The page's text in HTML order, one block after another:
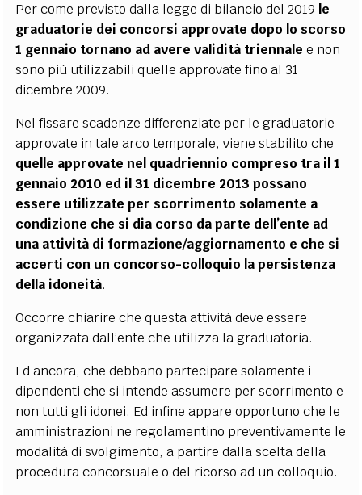
Per come previsto dalla legge di bilancio del 2019 le
graduatorie dei concorsi approvate dopo lo scorso
1 gennaio tornano ad avere validità triennale e non
sono più utilizzabili quelle approvate fino al 31
dicembre 2009.
Nel fissare scadenze differenziate per le graduatorie
approvate in tale arco temporale, viene stabilito che
quelle approvate nel quadriennio compreso tra il 1
gennaio 2010 ed il 31 dicembre 2013 possano
essere utilizzate per scorrimento solamente a
condizione che si dia corso da parte dell’ente ad
una attività di formazione/aggiornamento e che si
accerti con un concorso-colloquio la persistenza
della idoneità.
Occorre chiarire che questa attività deve essere
organizzata dall’ente che utilizza la graduatoria.
Ed ancora, che debbano partecipare solamente i
dipendenti che si intende assumere per scorrimento e
non tutti gli idonei. Ed infine appare opportuno che le
amministrazioni ne regolamentino preventivamente le
modalità di svolgimento, a partire dalla scelta della
procedura concorsuale o del ricorso ad un colloquio.